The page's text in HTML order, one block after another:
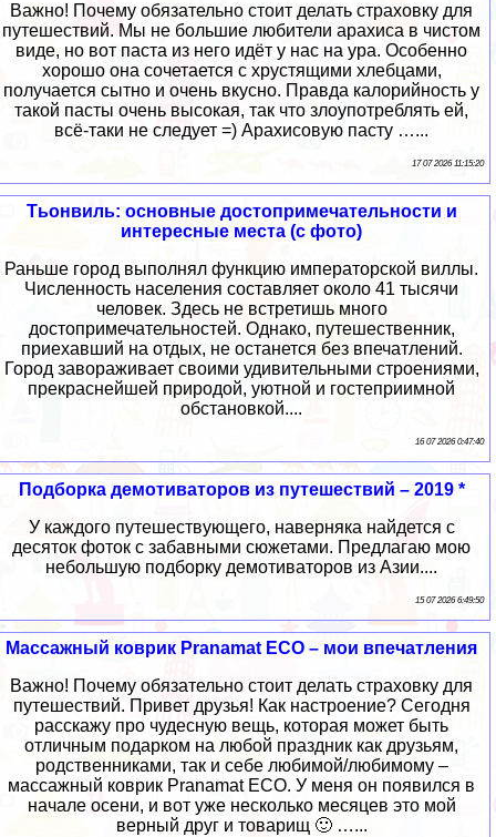
Важно! Почему обязательно стоит делать страховку для
путешествий. Мы не большие любители арахиса в чистом
виде, но вот паста из него идёт у нас на ура. Особенно
хорошо она сочетается с хрустящими хлебцами,
получается сытно и очень вкусно. Правда калорийность у
такой пасты очень высокая, так что злоупотреблять ей,
всё-таки не следует =) Арахисовую пасту …...
17 07 2026 11:15:20
Тьонвиль: основные достопримечательности и
интересные места (с фото)
Раньше город выполнял функцию императорской виллы.
Численность населения составляет около 41 тысячи
человек. Здесь не встретишь много
достопримечательностей. Однако, путешественник,
приехавший на отдых, не останется без впечатлений.
Город завораживает своими удивительными строениями,
прекраснейшей природой, уютной и гостеприимной
обстановкой....
16 07 2026 0:47:40
Подборка демотиваторов из путешествий – 2019 *
У каждого путешествующего, наверняка найдется с
десяток фоток с забавными сюжетами. Предлагаю мою
небольшую подборку демотиваторов из Азии....
15 07 2026 6:49:50
Массажный коврик Pranamat ECO – мои впечатления
Важно! Почему обязательно стоит делать страховку для
путешествий. Привет друзья! Как настроение? Сегодня
расскажу про чудесную вещь, которая может быть
отличным подарком на любой праздник как друзьям,
родственниками, так и себе любимой/любимому –
массажный коврик Pranamat ECO. У меня он появился в
начале осени, и вот уже несколько месяцев это мой
верный друг и товарищ 🙂 …...